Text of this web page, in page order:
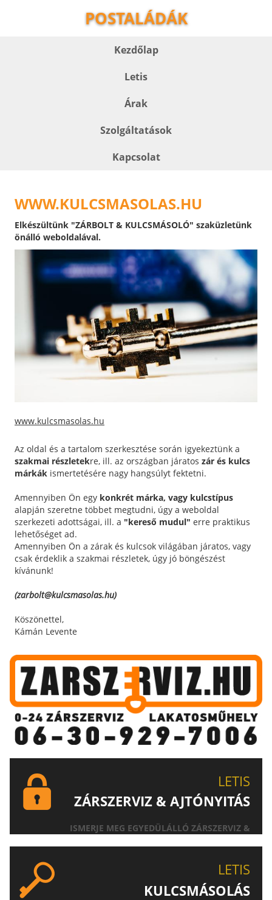
POSTALÁDÁK
Kezdőlap
Letis
Árak
Szolgáltatások
Kapcsolat
WWW.KULCSMASOLAS.HU
Elkészültünk "ZÁRBOLT & KULCSMÁSOLÓ" szaküzletünk
önálló weboldalával.
www.kulcsmasolas.hu
Az oldal és a tartalom szerkesztése során igyekeztünk a
szakmai részletekre, ill. az országban járatos zár és kulcs
márkák ismertetésére nagy hangsúlyt fektetni.
Amennyiben Ön egy konkrét márka, vagy kulcstípus
alapján szeretne többet megtudni, úgy a weboldal
szerkezeti adottságai, ill. a "kereső mudul" erre praktikus
lehetőséget ad.
Amennyiben Ön a zárak és kulcsok világában járatos, vagy
csak érdeklik a szakmai részletek, úgy jó böngészést
kívánunk!
(zarbolt@kulcsmasolas.hu)
Köszönettel,
Kámán Levente
LETIS
ZÁRSZERVIZ & AJTÓNYITÁS
ISMERJE MEG EGYEDÜLÁLLÓ ZÁRSZERVIZ &
LETIS
KULCSMÁSOLÁS